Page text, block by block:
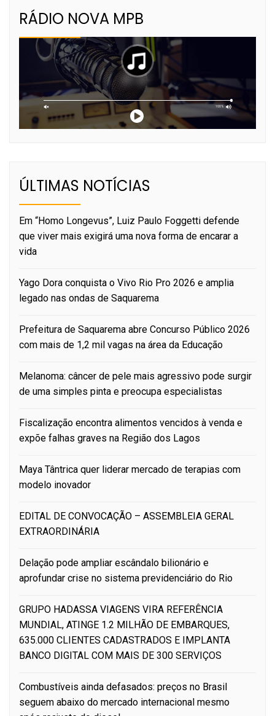
RÁDIO NOVA MPB
ÚLTIMAS NOTÍCIAS
Em “Homo Longevus”, Luiz Paulo Foggetti defende
que viver mais exigirá uma nova forma de encarar a
vida
Yago Dora conquista o Vivo Rio Pro 2026 e amplia
legado nas ondas de Saquarema
Prefeitura de Saquarema abre Concurso Público 2026
com mais de 1,2 mil vagas na área da Educação
Melanoma: câncer de pele mais agressivo pode surgir
de uma simples pinta e preocupa especialistas
Fiscalização encontra alimentos vencidos à venda e
expõe falhas graves na Região dos Lagos
Maya Tântrica quer liderar mercado de terapias com
modelo inovador
EDITAL DE CONVOCAÇÃO – ASSEMBLEIA GERAL
EXTRAORDINÁRIA
Delação pode ampliar escândalo bilionário e
aprofundar crise no sistema previdenciário do Rio
GRUPO HADASSA VIAGENS VIRA REFERÊNCIA
MUNDIAL, ATINGE 1.2 MILHÃO DE EMBARQUES,
635.000 CLIENTES CADASTRADOS E IMPLANTA
BANCO DIGITAL COM MAIS DE 300 SERVIÇOS
Combustíveis ainda defasados: preços no Brasil
seguem abaixo do mercado internacional mesmo